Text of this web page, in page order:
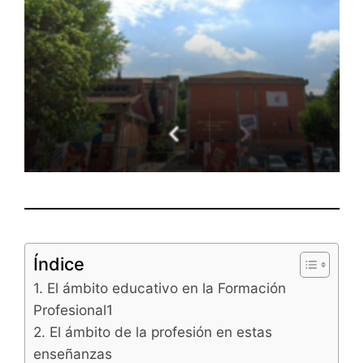
Índice
1. El ámbito educativo en la Formación
Profesional1
2. El ámbito de la profesión en estas
enseñanzas